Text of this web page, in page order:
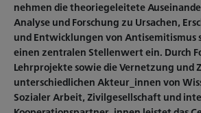
nehmen die theoriegeleitete
Analyse und Forschung zu Ursachen,
und Entwicklungen von Antisemitismus
einen zentralen Stellenwert ein. Durch
Lehrprojekte sowie die Vernetzung und
unterschiedlichen Akteur_innen von
Sozialer Arbeit, Zivilgesellschaft und